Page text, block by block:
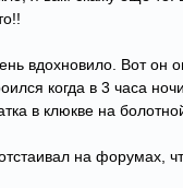
вдохновило. Вот он
когда в 3 часа
в клюкве на
на форумах,